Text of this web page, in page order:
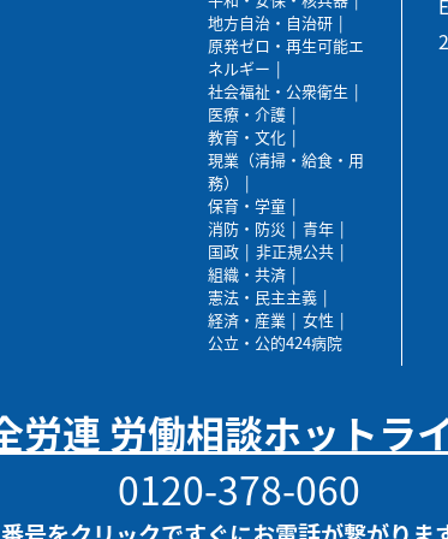
地方自治・自治研
原発ゼロ・再生可能エ
ネルギー
社会福祉・公衆衛生
医療・介護
教育・文化
現業（清掃・給食・用
務）
保育・学童
消防・防災
青年
国政
非正規公共
組織・共済
憲法・民主主義
経済・産業
女性
公立・公的424病院
労連 労働相談ホットラ
0120-378-060